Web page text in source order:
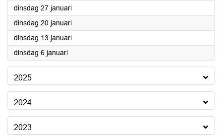
dinsdag 27 januari2026
dinsdag 20 januari2026
dinsdag 13 januari2026
dinsdag 6 januari2026
2025
2024
2023